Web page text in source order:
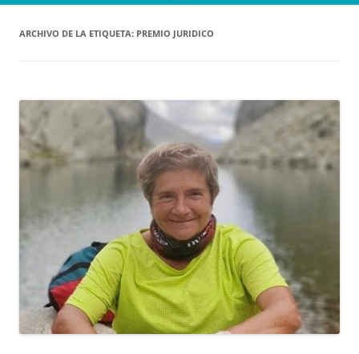
ARCHIVO DE LA ETIQUETA: PREMIO JURIDICO